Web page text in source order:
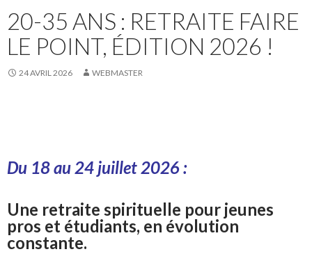
20-35 ANS : RETRAITE FAIRE
LE POINT, ÉDITION 2026 !
24 AVRIL 2026 WEBMASTER
Du 18 au 24 juillet 2026 :
Une retraite spirituelle pour jeunes
pros et étudiants, en évolution
constante.